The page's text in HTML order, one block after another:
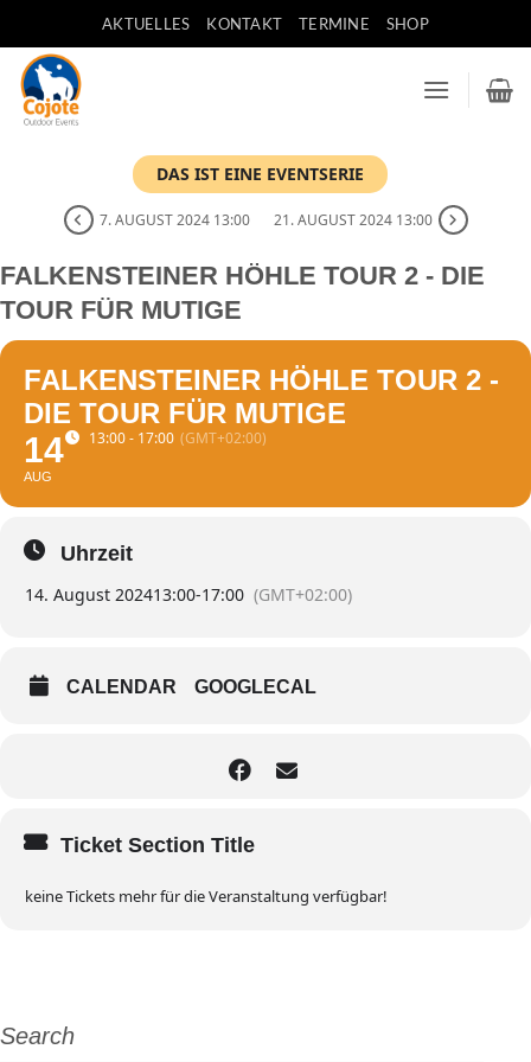
Inhalt
springen
AKTUELLES KONTAKT TERMINE SHOP
DAS IST EINE EVENTSERIE
7. AUGUST 2024 13:00 21. AUGUST 2024 13:00
FALKENSTEINER HÖHLE TOUR 2 - DIE
TOUR FÜR MUTIGE
FALKENSTEINER HÖHLE TOUR 2 -
DIE TOUR FÜR MUTIGE
14
AUG
13:00 - 17:00 (GMT+02:00)
Uhrzeit
14. August 202413:00-17:00 (GMT+02:00)
CALENDAR GOOGLECAL
Ticket Section Title
keine Tickets mehr für die Veranstaltung verfügbar!
Search